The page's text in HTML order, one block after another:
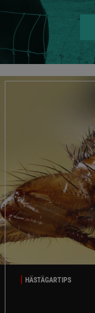
HÄSTÄGARTIPS